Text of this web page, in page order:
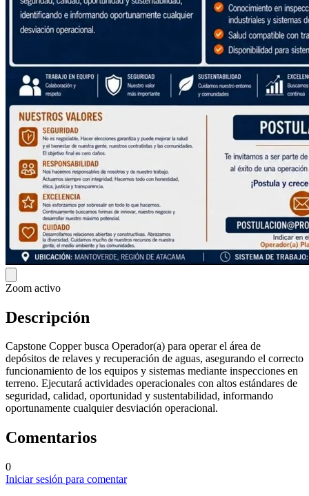
Zoom activo
Descripción
Capstone Copper busca Operador(a) para operar el área de
depósitos de relaves y recuperación de aguas, asegurando el correcto
funcionamiento de los equipos y sistemas mediante inspecciones en
terreno. Ejecutará actividades operacionales con altos estándares de
seguridad, calidad, oportunidad y sustentabilidad, informando
oportunamente cualquier desviación operacional.
Comentarios
0
Iniciar sesión para comentar